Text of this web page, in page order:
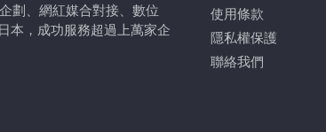
劃、網紅媒合對接、數位
本，成功服務超過上萬家企
使用條款
隱私權保護
聯絡我們